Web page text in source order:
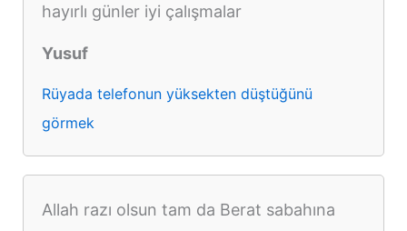
hayırlı günler iyi çalışmalar
Yusuf
Rüyada telefonun yüksekten düştüğünü
görmek
Allah razı olsun tam da Berat sabahına